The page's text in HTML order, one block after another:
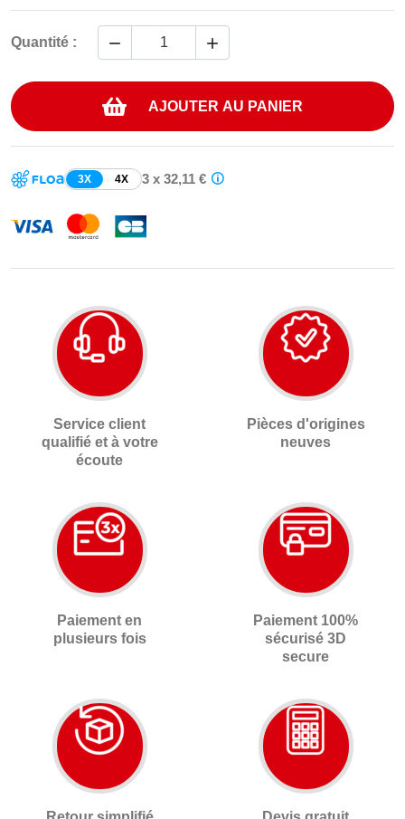
Quantité :  
AJOUTER AU PANIER
3X 4X 3 x 32,11 €
Service client
qualifié et à votre
écoute
Pièces d'origines
neuves
Paiement en
plusieurs fois
Paiement 100%
sécurisé 3D
secure